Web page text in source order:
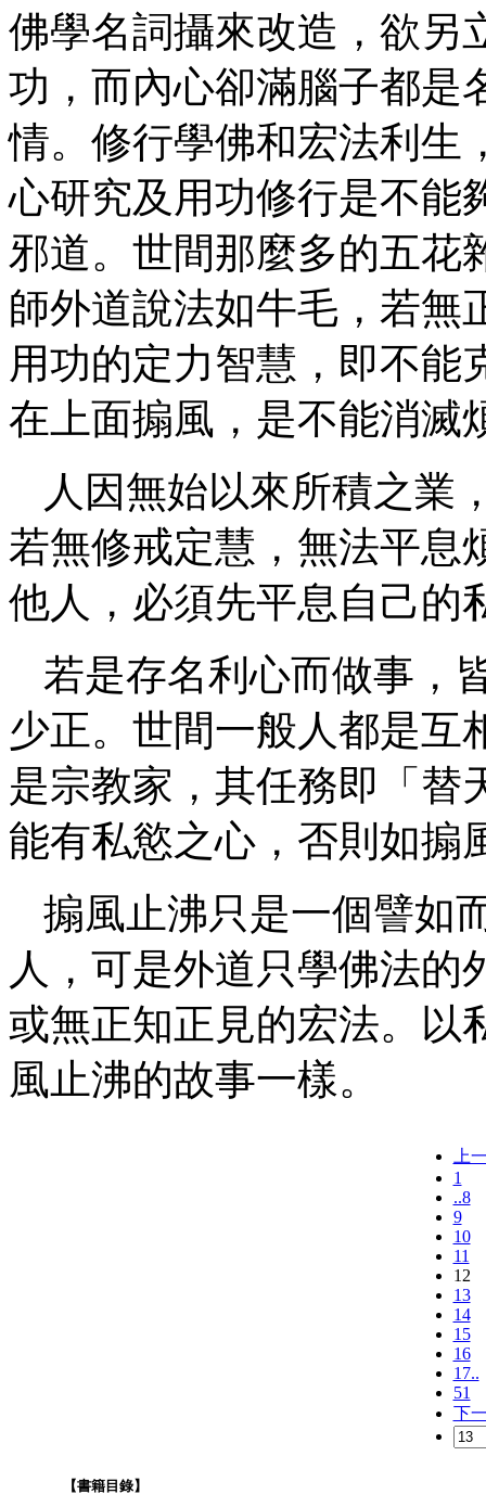
佛學名詞攝來改造，欲另
功，而內心卻滿腦子都是
情。修行學佛和宏法利生
心研究及用功修行是不能
邪道。世間那麼多的五花
師外道說法如牛毛，若無
用功的定力智慧，即不能
在上面搧風，是不能消滅
人因無始以來所積之業
若無修戒定慧，無法平息
他人，必須先平息自己的
若是存名利心而做事，
少正。世間一般人都是互
是宗教家，其任務即「替
能有私慾之心，否則如搧
搧風止沸只是一個譬如
人，可是外道只學佛法的
或無正知正見的宏法。以
風止沸的故事一樣。
上
1
..8
9
10
11
12
13
14
15
16
17..
51
下
【書籍目錄】